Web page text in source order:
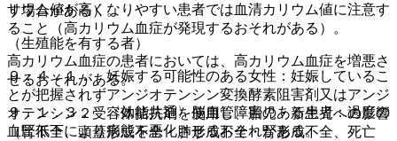
す場合がある）。
（生殖能を有する者）
９．４．１． 妊娠する可能性のある女性：妊娠しているこ
とが把握されずアンジオテンシン変換酵素阻害剤又はアンジ
オテンシン２受容体拮抗剤を使用し、胎児・新生児への影響
（腎不全、頭蓋形成不全・肺形成不全・腎形成不全、死亡
リウム値が高くなりやすい患者では血清カリウム値に注意す
ること（高カリウム血症が発現するおそれがある）。
高カリウム血症の患者においては、高カリウム血症を増悪さ
せるおそれがある。
９．１．３． 〈効能共通〉脳血管障害のある患者：過度の
血圧低下により病態を悪化させるおそれがある。